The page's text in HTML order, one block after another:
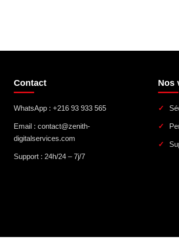
Contact
WhatsApp : +216 93 933 565
Email : contact@zenith-
digitalservices.com
Support : 24h/24 – 7j/7
Nos